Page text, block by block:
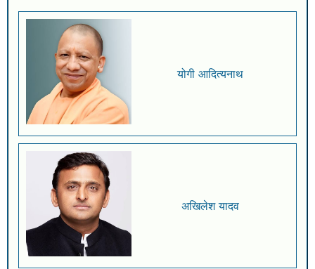
योगी आदित्यनाथ
अखिलेश यादव